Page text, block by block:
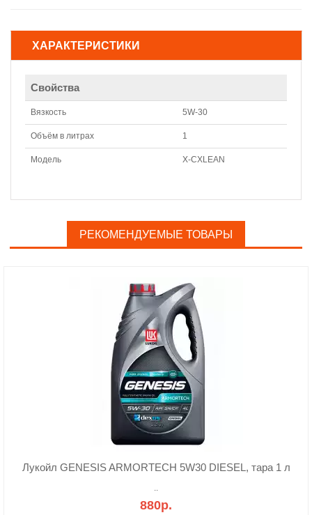
ХАРАКТЕРИСТИКИ
Свойства
Вязкость 5W-30
Объём в литрах 1
Модель X-CXLEAN
РЕКОМЕНДУЕМЫЕ ТОВАРЫ
Лукойл GENESIS ARMORTECH 5W30 DIESEL, тара 1 л
..
880р.